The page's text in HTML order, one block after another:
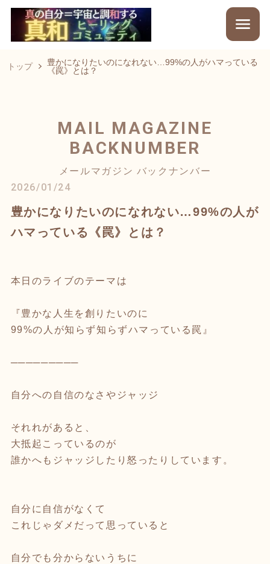
トップ
豊かになりたいのになれない…99%の人がハマっている
《罠》とは？
MAIL MAGAZINE
BACKNUMBER
メールマガジン バックナンバー
2026/01/24
豊かになりたいのになれない…99%の人が
ハマっている《罠》とは？
本日のライブのテーマは
『豊かな人生を創りたいのに
99%の人が知らず知らずハマっている罠』
─────────
自分への自信のなさやジャッジ
それれがあると、
大抵起こっているのが
誰かへもジャッジしたり怒ったりしています。
自分に自信がなくて
これじゃダメだって思っていると
自分でも分からないうちに